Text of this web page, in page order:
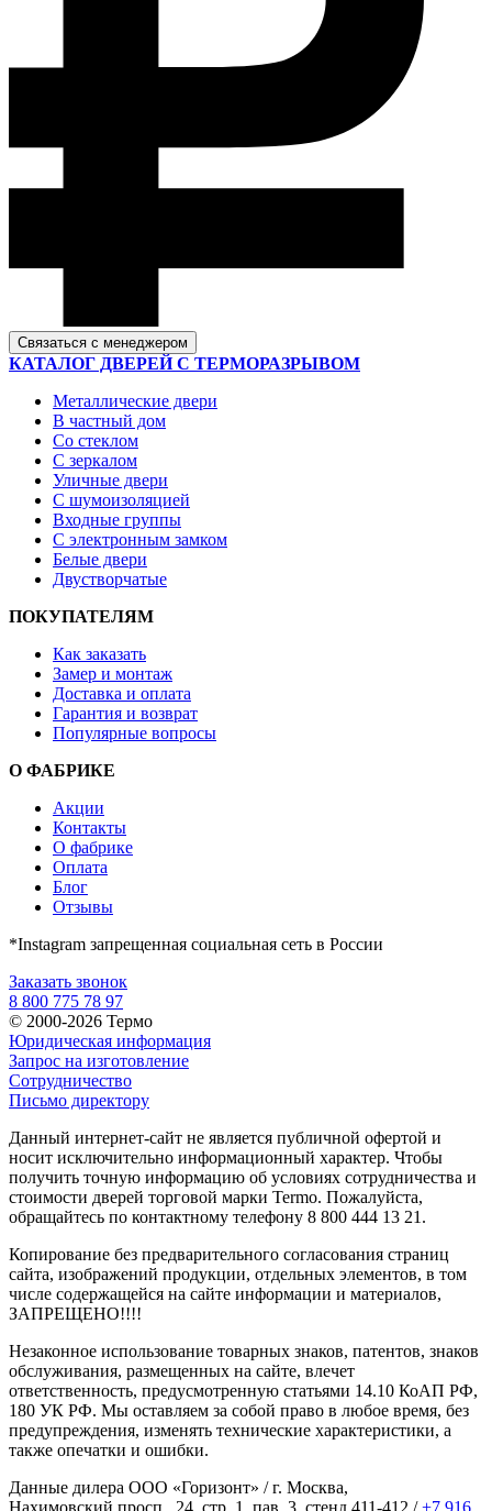
Связаться с менеджером
КАТАЛОГ ДВЕРЕЙ С ТЕРМОРАЗРЫВОМ
Металлические двери
В частный дом
Со стеклом
С зеркалом
Уличные двери
С шумоизоляцией
Входные группы
С электронным замком
Белые двери
Двустворчатые
ПОКУПАТЕЛЯМ
Как заказать
Замер и монтаж
Доставка и оплата
Гарантия и возврат
Популярные вопросы
О ФАБРИКЕ
Акции
Контакты
О фабрике
Оплата
Блог
Отзывы
*Instagram запрещенная социальная сеть в России
Заказать звонок
8 800 775 78 97
© 2000-2026 Термо
Юридическая информация
Запрос на изготовление
Сотрудничество
Письмо директору
Данный интернет-сайт не является публичной офертой и
носит исключительно информационный характер. Чтобы
получить точную информацию об условиях сотрудничества и
стоимости дверей торговой марки Termo. Пожалуйста,
обращайтесь по контактному телефону 8 800 444 13 21.
Копирование без предварительного согласования страниц
сайта, изображений продукции, отдельных элементов, в том
числе содержащейся на сайте информации и материалов,
ЗАПРЕЩЕНО!!!!
Незаконное использование товарных знаков, патентов, знаков
обслуживания, размещенных на сайте, влечет
ответственность, предусмотренную статьями 14.10 КоАП РФ,
180 УК РФ. Мы оставляем за собой право в любое время, без
предупреждения, изменять технические характеристики, а
также опечатки и ошибки.
Данные дилера ООО «Горизонт» / г. Москва,
Нахимовский просп., 24, стр. 1, пав. 3, стенд 411-412 /+7 916